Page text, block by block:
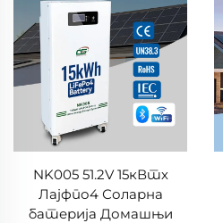
NK005 51.2V 15кВтх
Лајфпо4 Соларна
батерија Домашњи